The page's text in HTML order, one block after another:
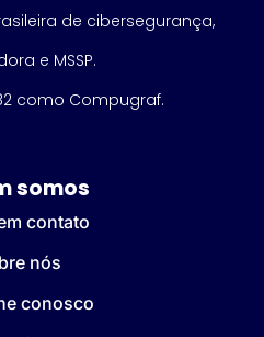
de cibersegurança,
e MSSP.
como Compugraf.
somos
contato
nós
conosco